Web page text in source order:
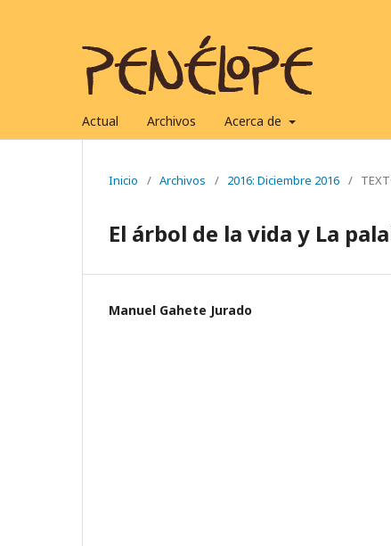
Actual Archivos Acerca de
Inicio / Archivos / 2016: Diciembre 2016 /
El árbol de la vida y La
Manuel Gahete Jurado